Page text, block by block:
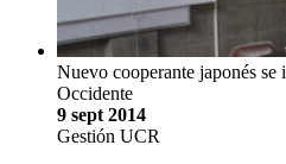
Nuevo cooperante japonés se
Occidente
9 sept 2014
Gestión UCR